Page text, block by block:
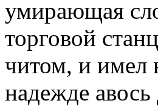
умирающая
торговой
читом, и имел
надежде